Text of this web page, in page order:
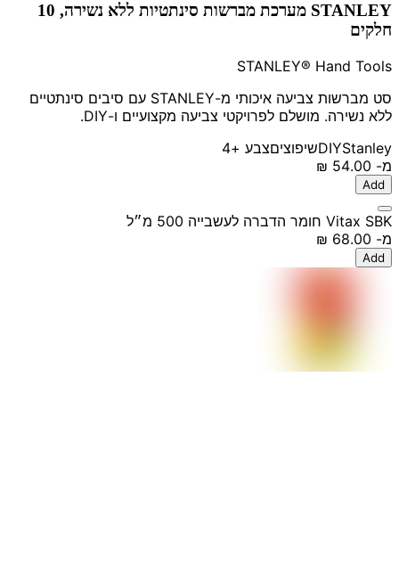
STANLEY מערכת מברשות סינתטיות ללא נשירה, 10
חלקים
STANLEY® Hand Tools
סט מברשות צביעה איכותי מ-STANLEY עם סיבים סינתטיים
ללא נשירה. מושלם לפרויקטי צביעה מקצועיים ו-DIY.
DIYStanley שיפוציםצבע +4
מ-
Add
Vitax SBK חומר הדברה לעשבייה 500 מ״ל
מ-
Add